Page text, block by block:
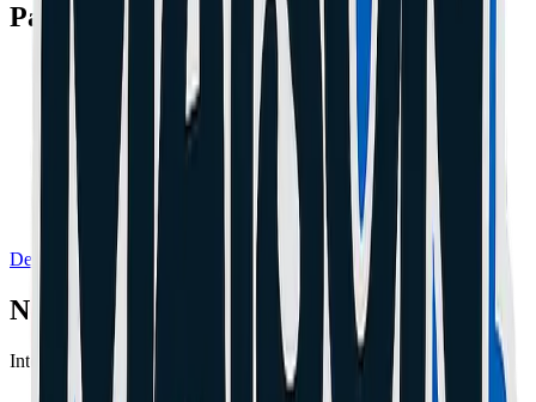
Pannes Fréquentes
Écran cassé ou fissuré
Batterie qui se décharge vite
Problème de charge
Caméra défectueuse
Demander un Devis Gratuit
Nos Expertises
Interventions de précision certifiées sur toutes marques.